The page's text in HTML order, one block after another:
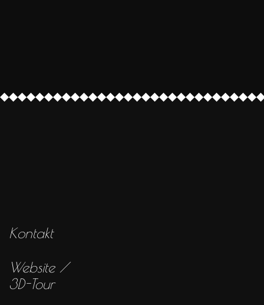
Kontakt
Website /
3D-Tour